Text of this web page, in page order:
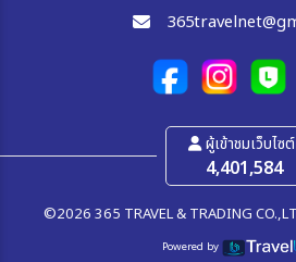
ผู้เข้าชมเว็บไซต์
4,401,584
©2026 365 TRAVEL & TRADING
Powered by